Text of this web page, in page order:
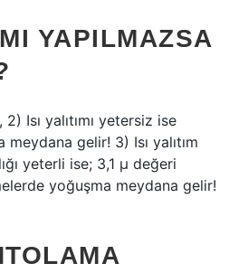
YAPILMAZSA
2) Isı yalıtımı yetersiz ise
gelir! 3) Isı yalıtım
yeterli ise; 3,1 µ değeri
yoğuşma meydana gelir!